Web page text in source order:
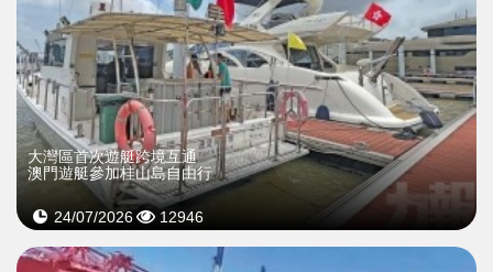
大灣區首次遊艇跨境互通
澳門遊艇參加桂山島自由行
24/07/2026 12946